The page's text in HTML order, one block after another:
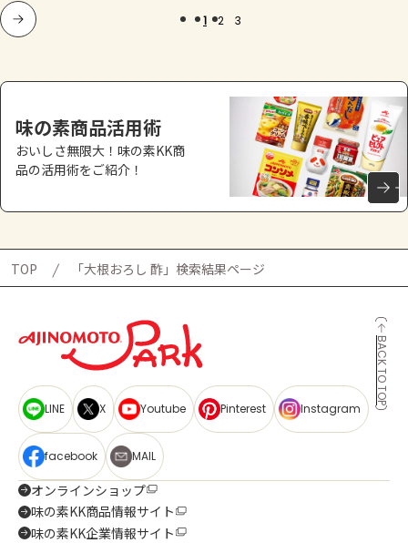
1 2 3
味の素商品活用術
おいしさ無限大！味の素KK商
品の活用術をご紹介！
TOP 「大根おろし 酢」検索結果ページ
BACK TO TOP
LINE X Youtube Pinterest Instagram
facebook MAIL
オンラインショップ
味の素KK商品情報サイト
味の素KK企業情報サイト